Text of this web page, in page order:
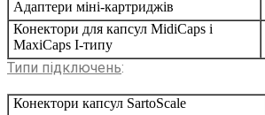
Адаптери міні-картриджів
Конектори для капсул MidiCaps і
MaxiCaps I-типу
Типи підключень:
Конектори капсул SartoScale